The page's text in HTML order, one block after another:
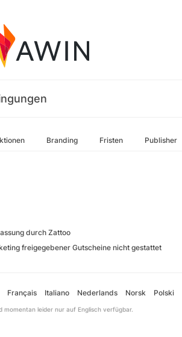
Branding Fristen Publisher
durch Zattoo
freigegebener Gutscheine nicht gestattet
Français Italiano Nederlands Norsk Polski
momentan leider nur auf Englisch verfügbar.